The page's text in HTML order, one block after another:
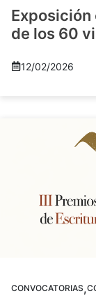
de los 60
12/02/2026
CONVOCATORIAS,